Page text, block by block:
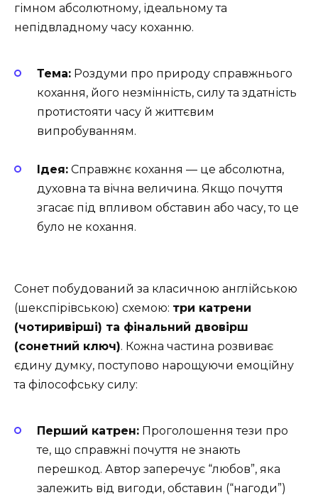
гімном абсолютному, ідеальному та
непідвладному часу коханню.
Тема: Роздуми про природу справжнього
кохання, його незмінність, силу та здатність
протистояти часу й життєвим
випробуванням.
Ідея: Справжнє кохання — це абсолютна,
духовна та вічна величина. Якщо почуття
згасає під впливом обставин або часу, то це
було не кохання.
Сонет побудований за класичною англійською
(шекспірівською) схемою: три катрени
(чотиривірші) та фінальний двовірш
(сонетний ключ). Кожна частина розвиває
єдину думку, поступово нарощуючи емоційну
та філософську силу:
Перший катрен: Проголошення тези про
те, що справжні почуття не знають
перешкод. Автор заперечує “любов”, яка
залежить від вигоди, обставин (“нагоди”)